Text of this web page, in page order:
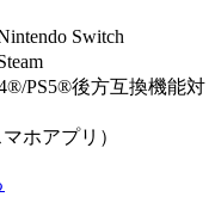
Switch
PS5®後方互換機能対
ホアプリ）